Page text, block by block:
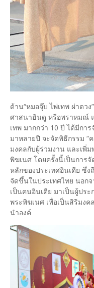
ด้าน“หมอจุ๊บ ไพ่เทพ ผ่าดว
ศาสนาฮินดู หรือพราหมณ์
เทพ มากกว่า 10 ปี ได้มีกา
มาหลายปี จะจัดพิธีกรรม “
มงคลกับผู้ร่วมงาน และเพิ่
พิฆเนศ โดยครั้งนี้เป็นการ
หลักของประเทศอินเดีย ซึ่ง
จัดขึ้นในประเทศไทย นอ
เป็นคนอินเดีย มาเป็นผู้ปร
พระพิฆเนศ เพื่อเป็นสิริมง
นำองค์